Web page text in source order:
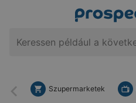
Vissza
Szupermarketek